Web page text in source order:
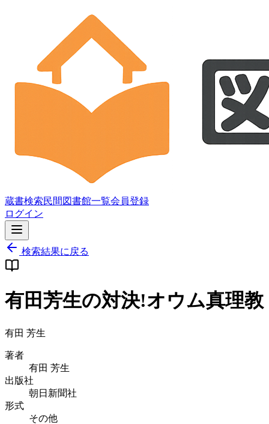
蔵書検索民間図書館一覧会員登録
ログイン
検索結果に戻る
有田芳生の対決!オウム真理教
有田 芳生
著者
有田 芳生
出版社
朝日新聞社
形式
その他